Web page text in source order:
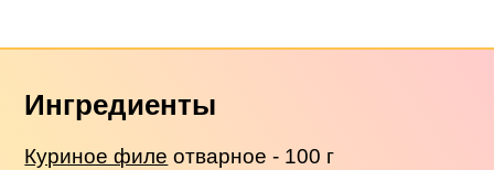
Ингредиенты
Куриное филе отварное - 100 г